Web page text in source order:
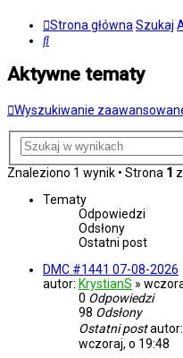
Strona główna Szukaj
Szukaj
Aktywne tematy
Wyszukiwanie
Znaleziono 1 wynik • Strona 1 z
Tematy
Odpowiedzi
Odsłony
Ostatni post
DMC #1441 07-08-2026
autor: KrystianS »
0 Odpowiedzi
98 Odsłony
Ostatni postautor:
wczoraj, o 19:48